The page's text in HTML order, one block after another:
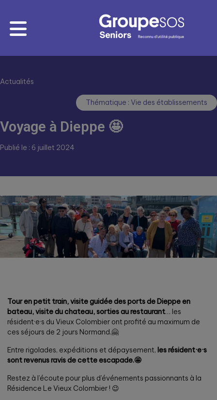
Actualités
Thématique : Vie des établissements
Voyage à Dieppe 🤩
Publié le : 6 juillet 2024
Tour en petit train, visite guidée des ports de Dieppe en
bateau, visite du chateau, sorties au restaurant… les
résident·e·s du Vieux Colombier ont profité au maximum de
ces séjours de 2 jours Normand.🤗
Entre rigolades, expéditions et dépaysement, les résident·e·s
sont revenus ravis de cette escapade.🤩
Restez à l’écoute pour plus d’événements passionnants à la
Résidence Le Vieux Colombier ! 😉